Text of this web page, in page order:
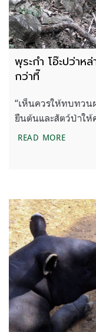
พุระกำ โอ๊ะปว่าห
กว่าที๊
“เห็นควรให้ทบทว
ยืนต้นและสัตว์ป่าให้
READ MOREพุระกำ